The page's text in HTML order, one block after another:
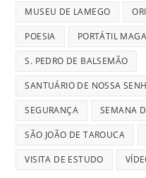
MUSEU DE LAMEGO
POESIA PORTÁTIL
S. PEDRO DE BALSEMÃO
SANTUÁRIO DE NOSSA
SEGURANÇA SEMANA
SÃO JOÃO DE TAROUCA
VISITA DE ESTUDO